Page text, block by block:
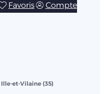
Favoris Compte
Ille-et-Vilaine (35)